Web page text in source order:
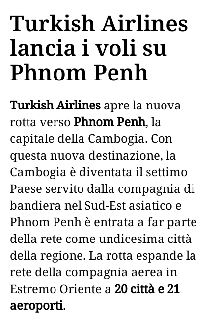
Turkish Airlines
lancia i voli su
Phnom Penh
Turkish Airlines apre la nuova
rotta verso Phnom Penh, la
capitale della Cambogia. Con
questa nuova destinazione, la
Cambogia è diventata il settimo
Paese servito dalla compagnia di
bandiera nel Sud-Est asiatico e
Phnom Penh è entrata a far parte
della rete come undicesima città
della regione. La rotta espande la
rete della compagnia aerea in
Estremo Oriente a 20 città e 21
aeroporti.